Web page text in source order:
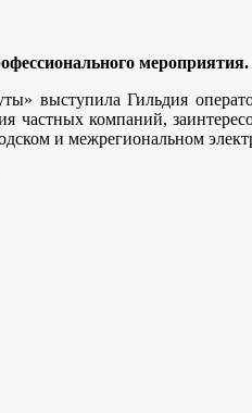
мероприятия.
выступила Гильдия
компаний,
и межрегиональном